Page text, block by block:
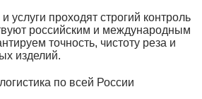
услуги проходят строгий контроль
российским и международным
точность, чистоту реза и
изделий.
по всей России